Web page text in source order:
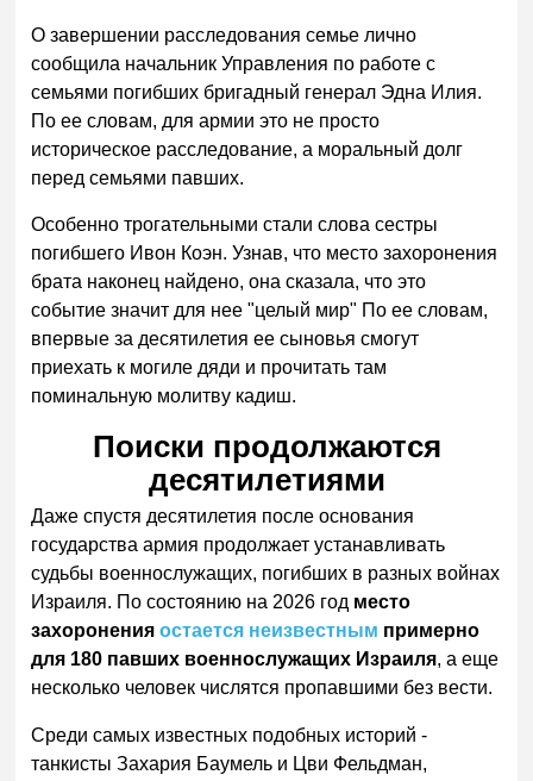
О завершении расследования семье лично
сообщила начальник Управления по работе с
семьями погибших бригадный генерал Эдна Илия.
По ее словам, для армии это не просто
историческое расследование, а моральный долг
перед семьями павших.
Особенно трогательными стали слова сестры
погибшего Ивон Коэн. Узнав, что место захоронения
брата наконец найдено, она сказала, что это
событие значит для нее "целый мир" По ее словам,
впервые за десятилетия ее сыновья смогут
приехать к могиле дяди и прочитать там
поминальную молитву кадиш.
Поиски продолжаются
десятилетиями
Даже спустя десятилетия после основания
государства армия продолжает устанавливать
судьбы военнослужащих, погибших в разных войнах
Израиля. По состоянию на 2026 год место
захороненияостается неизвестным примерно
для 180 павших военнослужащих Израиля, а еще
несколько человек числятся пропавшими без вести.
Среди самых известных подобных историй -
танкисты Захария Баумель и Цви Фельдман,